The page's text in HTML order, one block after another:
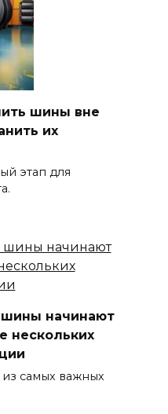
шины вне
их
этап для
начинают
нескольких
самых важных